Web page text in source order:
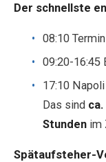
Der schnellste
08:10
09:20-16:45
17:10
Das sind
Stunden im
Spätaufsteher-